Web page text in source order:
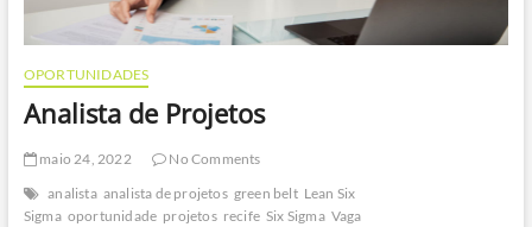
OPORTUNIDADES
Analista de Projetos
maio 24, 2022
No Comments
analista analista de projetos green belt Lean Six
Sigma oportunidade projetos recife Six Sigma Vaga